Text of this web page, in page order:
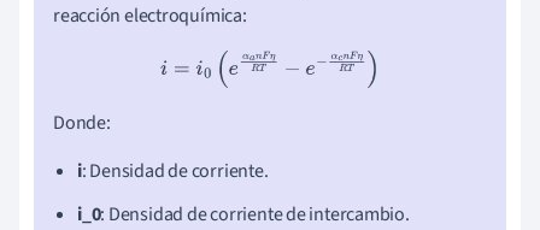
reacción electroquímica:
i= i0( eα anFηRT− e− αcnFηRT)
Donde:
i: Densidad de corriente.
i_0: Densidad de corriente de intercambio.